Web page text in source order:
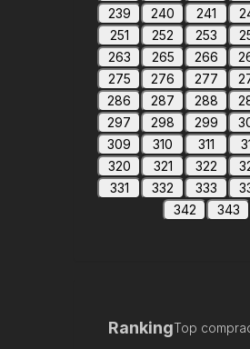
239
240 241
251
252 253
263
265 266
275
276 277
286
287 288
297
298 299
309
310 311
320
321 322
331
332 333
342
343
RankingTop